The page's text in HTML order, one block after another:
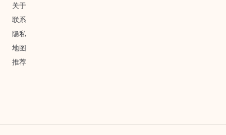
关于
联系
隐私
地图
推荐